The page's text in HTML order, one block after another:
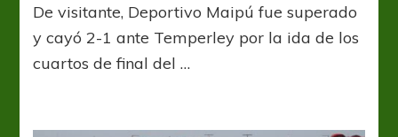
sacó
barata
De visitante, Deportivo Maipú fue superado
y cayó 2-1 ante Temperley por la ida de los
cuartos de final del …